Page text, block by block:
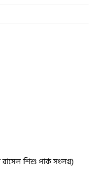
শিশু পার্ক সংলগ্ন)